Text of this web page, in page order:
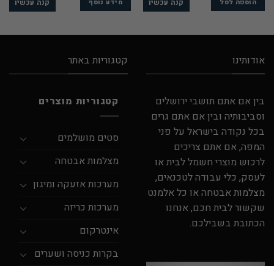
הוספה לסל קנה עכשיו מידע נוסף קנה עכשיו
אודותינו
בין אם אתם תושבי ירושלים
וסביבותיה ובין אם אתם גרים
בכל נקודה בישראל על פני
המפה, אם אתם צריכים
לרכוש מוצרי חשמל לבית או
לעסק, כלי עבודה לטכנאים,
מצלמות אבטחה או כל אלמנט
שקשור לבית חכם, אנחנו
הכתובת בשבילכם.
קטגוריות באתר
קטגוריות מוצרים
סטים מושלמים
מצלמות אבטחה
מערכות אזעקה ומיגון
מערכות כריזה
אינטרקום
בקרות כניסה ושערים